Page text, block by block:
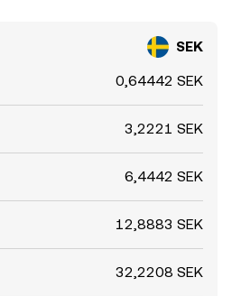
SEK
0,64442 SEK
3,2221 SEK
6,4442 SEK
12,8883 SEK
32,2208 SEK